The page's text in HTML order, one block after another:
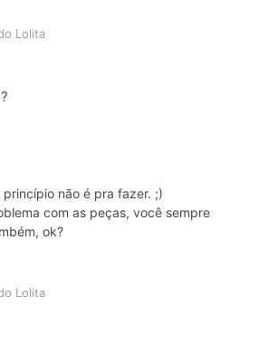
Lolita
não é pra fazer. ;)
com as peças, você sempre
ok?
Lolita